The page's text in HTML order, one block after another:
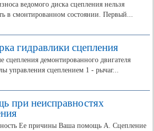
ведомого диска сцепления нельзя
в смонтированном состоянии. Первый...
гидравлики сцепления
сцепления демонтированного двигателя
управления сцеплением 1 - рычаг...
при неисправностях
Ее причины Ваша помощь А. Сцепление